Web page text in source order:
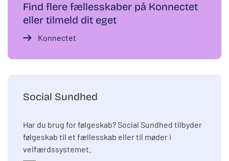
Find flere fællesskaber på Konnectet
eller tilmeld dit eget
Konnectet
Social Sundhed
Har du brug for følgeskab? Social Sundhed tilbyder
følgeskab til et fællesskab eller til møder i
velfærdssystemet.